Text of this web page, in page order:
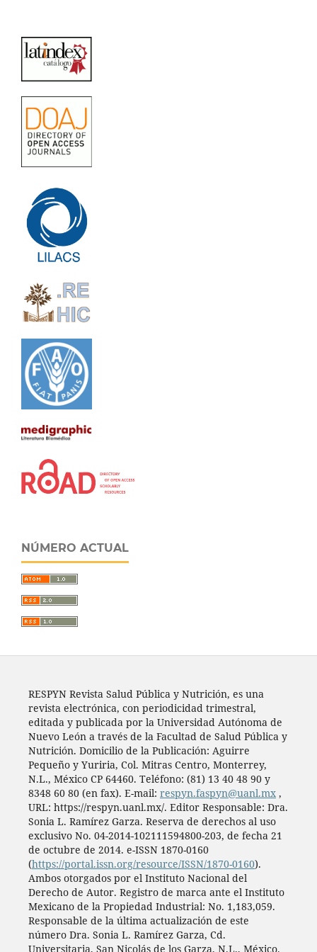
NÚMERO ACTUAL
RESPYN Revista Salud Pública y Nutrición, es una
revista electrónica, con periodicidad trimestral,
editada y publicada por la Universidad Autónoma de
Nuevo León a través de la Facultad de Salud Pública y
Nutrición. Domicilio de la Publicación: Aguirre
Pequeño y Yuriria, Col. Mitras Centro, Monterrey,
N.L., México CP 64460. Teléfono: (81) 13 40 48 90 y
8348 60 80 (en fax). E-mail: respyn.faspyn@uanl.mx,
URL: https://respyn.uanl.mx/. Editor Responsable: Dra.
Sonia L. Ramírez Garza. Reserva de derechos al uso
exclusivo No. 04-2014-102111594800-203, de fecha 21
de octubre de 2014. e-ISSN 1870-0160
(https://portal.issn.org/resource/ISSN/1870-0160).
Ambos otorgados por el Instituto Nacional del
Derecho de Autor. Registro de marca ante el Instituto
Mexicano de la Propiedad Industrial: No. 1,183,059.
Responsable de la última actualización de este
número Dra. Sonia L. Ramírez Garza, Cd.
Universitaria, San Nicolás de los Garza, N.L., México.